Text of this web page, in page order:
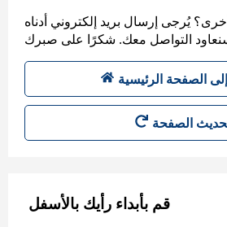
يُرجى إرسال بريد إلكتروني أدناه
الصفحة الرئيسية
قم بأبداء رأيك بالأسفل